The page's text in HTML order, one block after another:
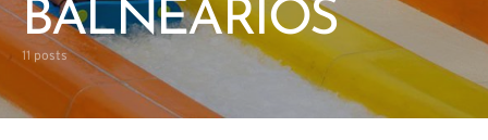
BALNEARIOS
11 posts